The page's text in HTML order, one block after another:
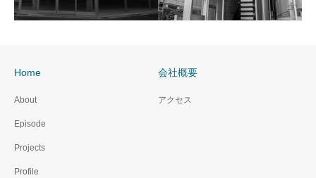
六本木 神宮前2丁目
Home
About
Episode
Projects
Profile
会社概要
アクセス